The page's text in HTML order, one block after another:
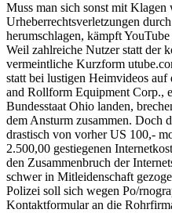
Muss man sich sonst mit Klagen
Urheberrechtsverletzungen
herumschlagen, kämpft
Weil zahlreiche Nutzer statt der
vermeintliche Kurzform
statt bei lustigen Heimvideos
and Rollform Equipment Corp.,
Bundesstaat Ohio landen,
dem Ansturm zusammen. Doch
drastisch von vorher US 100,-
2.500,00 gestiegenen
den Zusammenbruch der
schwer in Mitleidenschaft
Polizei soll sich wegen Po/
Kontaktformular an die